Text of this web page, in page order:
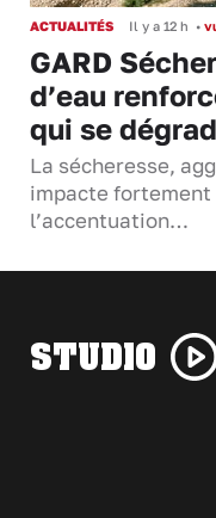
ACTUALITÉS Il y a 12 h •
GARD
d’eau
qui se
La sécheresse,
impacte fortement
l’accentuation…
STUDIO